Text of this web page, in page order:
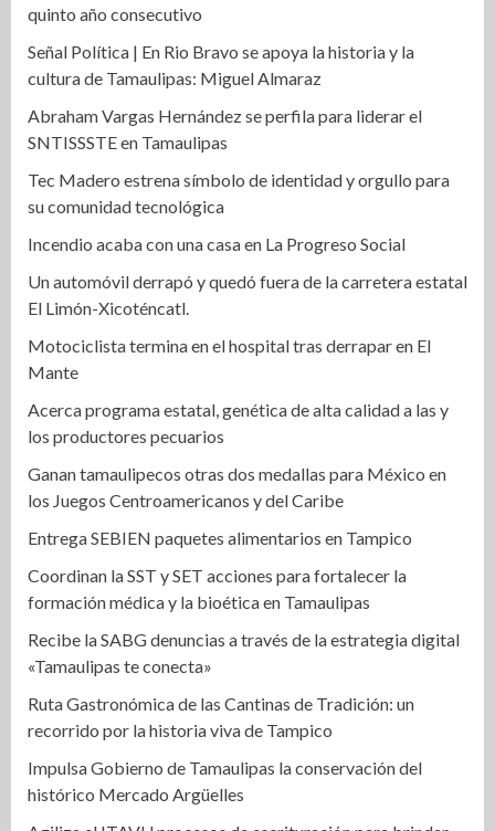
quinto año consecutivo
Señal Política | En Rio Bravo se apoya la historia y la
cultura de Tamaulipas: Miguel Almaraz
Abraham Vargas Hernández se perfila para liderar el
SNTISSSTE en Tamaulipas
Tec Madero estrena símbolo de identidad y orgullo para
su comunidad tecnológica
Incendio acaba con una casa en La Progreso Social
Un automóvil derrapó y quedó fuera de la carretera estatal
El Limón-Xicoténcatl.
Motociclista termina en el hospital tras derrapar en El
Mante
Acerca programa estatal, genética de alta calidad a las y
los productores pecuarios
Ganan tamaulipecos otras dos medallas para México en
los Juegos Centroamericanos y del Caribe
Entrega SEBIEN paquetes alimentarios en Tampico
Coordinan la SST y SET acciones para fortalecer la
formación médica y la bioética en Tamaulipas
Recibe la SABG denuncias a través de la estrategia digital
«Tamaulipas te conecta»
Ruta Gastronómica de las Cantinas de Tradición: un
recorrido por la historia viva de Tampico
Impulsa Gobierno de Tamaulipas la conservación del
histórico Mercado Argüelles